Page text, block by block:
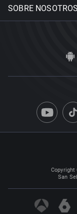
SOBRE NOSOTROS
Copyright
San